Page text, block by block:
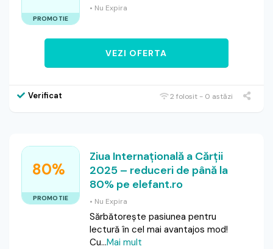
PROMOTIE
• Nu Expira
VEZI OFERTA
Verificat 2 folosit - 0 astăzi
80%
PROMOTIE
Ziua Internațională a Cărții
2025 – reduceri de până la
80% pe elefant.ro
• Nu Expira
Sărbătorește pasiunea pentru
lectură în cel mai avantajos mod!
Cu...Mai mult